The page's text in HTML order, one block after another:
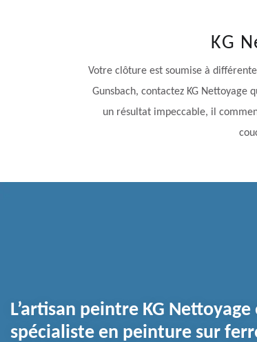
KG
Votre clôture est soumise à
Gunsbach, contactez KG
un résultat impeccable, il
L’artisan peintre KG Nettoyage
spécialiste en peinture sur